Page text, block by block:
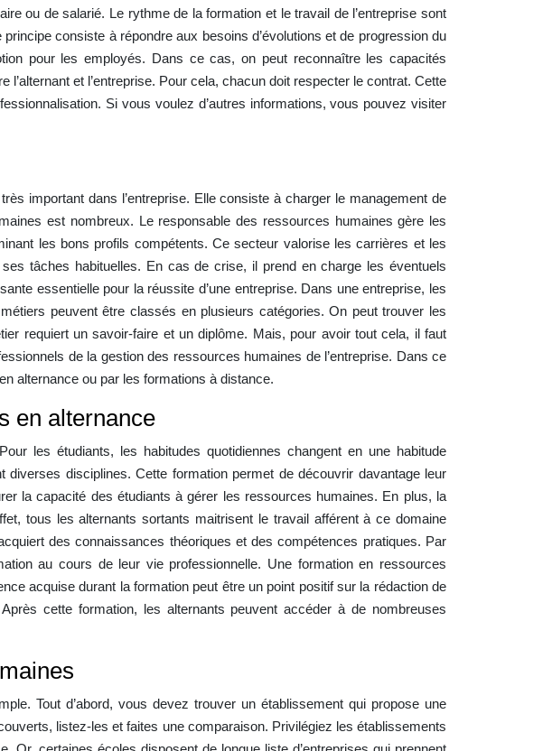
ou de salarié. Le rythme de la formation et le travail de l’entreprise sont
consiste à répondre aux besoins d’évolutions et de progression du
pour les employés. Dans ce cas, on peut reconnaître les capacités
et l’entreprise. Pour cela, chacun doit respecter le contrat. Cette
Si vous voulez d’autres informations, vous pouvez visiter
important dans l’entreprise. Elle consiste à charger le management de
est nombreux. Le responsable des ressources humaines gère les
les bons profils compétents. Ce secteur valorise les carrières et les
tâches habituelles. En cas de crise, il prend en charge les éventuels
essentielle pour la réussite d’une entreprise. Dans une entreprise, les
peuvent être classés en plusieurs catégories. On peut trouver les
requiert un savoir-faire et un diplôme. Mais, pour avoir tout cela, il faut
de la gestion des ressources humaines de l’entreprise. Dans ce
alternance ou par les formations à distance.
en alternance
les étudiants, les habitudes quotidiennes changent en une habitude
disciplines. Cette formation permet de découvrir davantage leur
la capacité des étudiants à gérer les ressources humaines. En plus, la
tous les alternants sortants maitrisent le travail afférent à ce domaine
des connaissances théoriques et des compétences pratiques. Par
au cours de leur vie professionnelle. Une formation en ressources
acquise durant la formation peut être un point positif sur la rédaction de
cette formation, les alternants peuvent accéder à de nombreuses
Tout d’abord, vous devez trouver un établissement qui propose une
listez-les et faites une comparaison. Privilégiez les établissements